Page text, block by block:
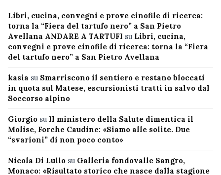
Libri, cucina, convegni e prove cinofile di ricerca:
torna la “Fiera del tartufo nero” a San Pietro
Avellana ANDARE A TARTUFI su Libri, cucina,
convegni e prove cinofile di ricerca: torna la “Fiera
del tartufo nero” a San Pietro Avellana
kasia su Smarriscono il sentiero e restano bloccati
in quota sul Matese, escursionisti tratti in salvo dal
Soccorso alpino
Giorgio su Il ministero della Salute dimentica il
Molise, Forche Caudine: «Siamo alle solite. Due
“svarioni” di non poco conto»
Nicola Di Lullo su Galleria fondovalle Sangro,
Monaco: «Risultato storico che nasce dalla stagione